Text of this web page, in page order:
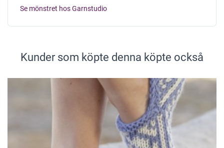
Se mönstret hos Garnstudio
Kunder som köpte denna köpte också